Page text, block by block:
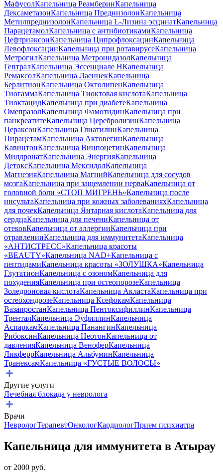
МафусолКапельница РеамберинКапельница
ДексаметазонКапельница ПреднизолонКапельница
МетилпреднизолонКапельница L-Лизина эсцинатКапельница
ПарацетамолКапельница с антибиотикамиКапельница
ЦефтриаксонКапельница ЦипрофлоксацинКапельница
ЛевофлоксацинКапельница при ротавирусеКапельница
МетрогилКапельница МетронидазолКапельница
ГептралКапельница Эссенциале НКапельница
РемаксолКапельница ЛаеннекКапельница
БерлитионКапельница ОктолипенКапельница
ТиогаммаКапельница Тиоктовая кислотаКапельница
ТиоктацидКапельница при диабетеКапельница
ОмепразолКапельница ФамотидинКапельница при
панкреатитеКапельница ЦеребролизинКапельница
ЦераксонКапельница ГлиатилинКапельница
ПирацетамКапельница АктовегинКапельница
КавинтонКапельница ВинпоцетинКапельница
МилдронатКапельница ЭнергияКапельница
ДетоксКапельница МексидолКапельница
МагнезияКапельница МагнийКапельница для сосудов
мозгаКапельница при защемлении нерваКапельница от
головной боли «СТОП МИГРЕНЬ»Капельница после
инсультаКапельница при кожных заболеванияхКапельница
для почекКапельница Янтарная кислотаКапельница для
сердцаКапельница для печениКапельница от
отековКапельница от аллергииКапельница при
отравленииКапельница для иммунитетаКапельница
«АНТИСТРЕСС»Капельница красоты
«BEAUTY»Капельница NAD+Капельница с
пептидамиКапельница красоты «ЗОЛУШКА»Капельница
ГлутатионКапельница с озономКапельница для
похуденияКапельница при остеопорозеКапельница
Золедроновая кислотаКапельница АкластаКапельница при
остеохондрозеКапельница КсефокамКапельница
ВазапростанКапельница ПентоксифиллинКапельница
ТренталКапельница ЭуфиллинКапельница
АспаркамКапельница ПанангинКапельница
РибоксинКапельница НеотонКапельница от
давленияКапельница ВеноферКапельница
ЛикферрКапельница АльбуминКапельница
ТранексамКапельница «ГУСТЫЕ ВОЛОСЫ»
Другие услуги
Лечебная блокада у невролога
Врачи
НеврологТерапевтОнкологКардиологПрием психиатра
Капельница для иммунитета в Атырау
от 2000 руб.